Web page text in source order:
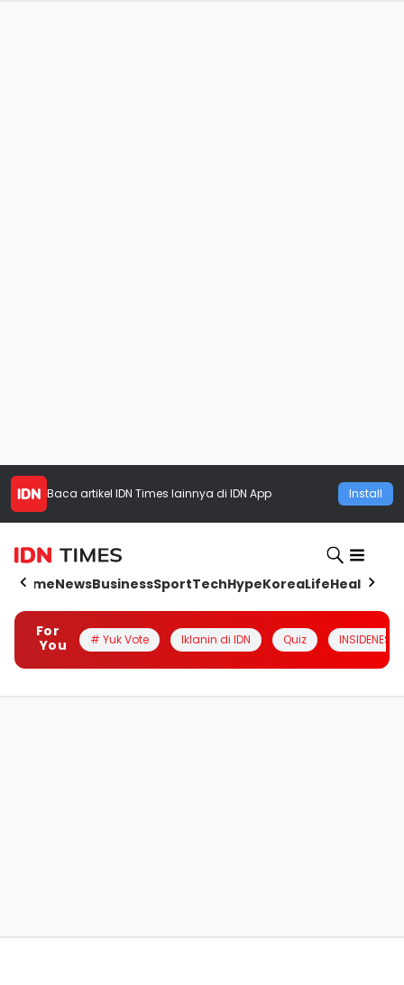
Baca artikel IDN Times lainnya di IDN App Install
HomeNewsBusinessSportTechHypeKoreaLifeHealth
For
You
# Yuk Vote Iklanin di IDN Quiz INSIDENESIA